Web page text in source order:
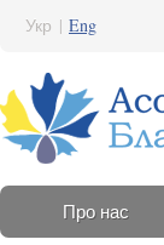
Укр | Eng
Про нас